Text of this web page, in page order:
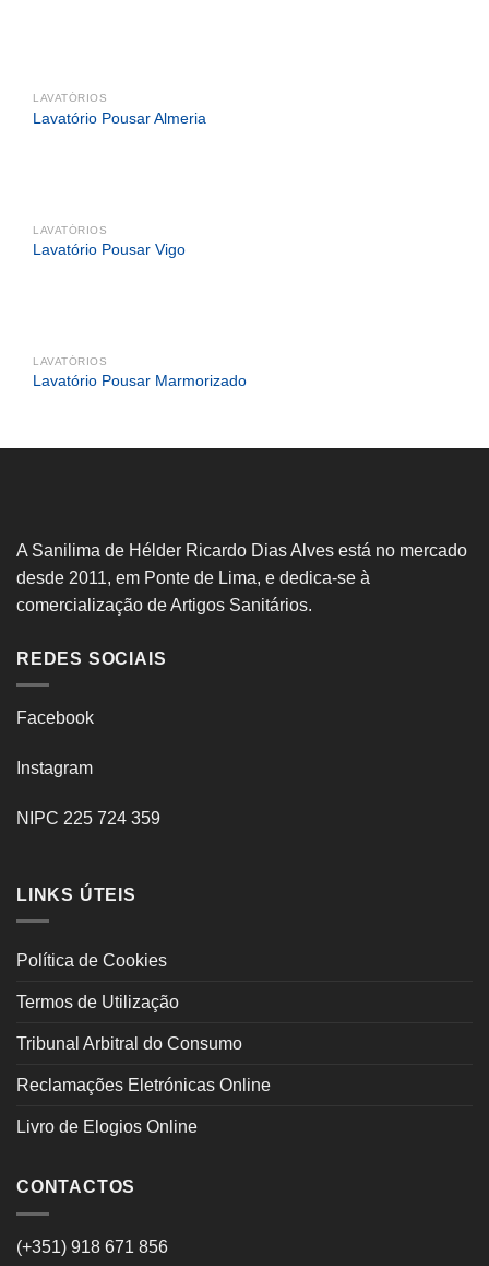
LAVATÓRIOS
Lavatório Pousar Almeria
LAVATÓRIOS
Lavatório Pousar Vigo
LAVATÓRIOS
Lavatório Pousar Marmorizado
A Sanilima de Hélder Ricardo Dias Alves está no mercado
desde 2011, em Ponte de Lima, e dedica-se à
comercialização de Artigos Sanitários.
REDES SOCIAIS
Facebook
Instagram
NIPC 225 724 359
LINKS ÚTEIS
Política de Cookies
Termos de Utilização
Tribunal Arbitral do Consumo
Reclamações Eletrónicas Online
Livro de Elogios Online
CONTACTOS
(+351) 918 671 856